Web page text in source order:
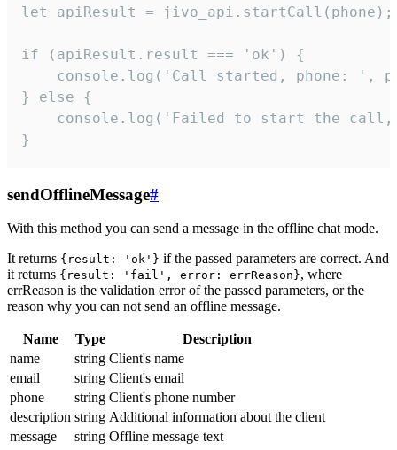
let apiResult = jivo_api.startCall(phone);
if (apiResult.result === 'ok') {
console.log('Call started, phone: ',
} else {
console.log('Failed to start the
}
sendOfflineMessage#
With this method you can send a message in the offline chat mode.
It returns {result: 'ok'} if the passed parameters are correct. And
it returns {result: 'fail', error: errReason}, where
errReason is the validation error of the passed parameters, or the
reason why you can not send an offline message.
Name Type
Description
name
string Client's name
email
string Client's email
phone
string Client's phone number
description string Additional information about the client
message
string Offline message text